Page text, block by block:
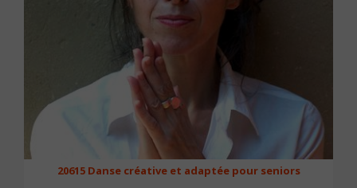
20615 Danse créative et adaptée pour seniors